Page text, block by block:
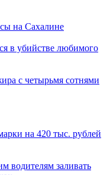
на Сахалине
в убийстве любимого
с четырьмя сотнями
на 420 тыс. рублей
водителям заливать